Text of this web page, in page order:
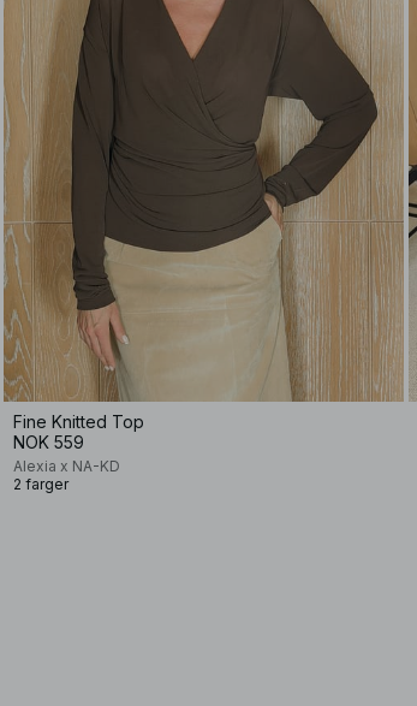
Fine Knitted Top
NOK 559
Alexia x NA-KD
2 farger